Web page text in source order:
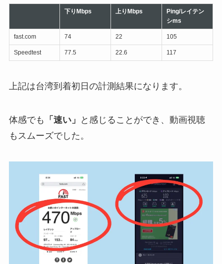
下りMbps 上りMbps
Ping/レイテン
シms
fast.com 74 22 105
Speedtest 77.5 22.6 117
上記は台湾到着初日の計測結果になります。
体感でも 「速い」
と感じることができ、動画視聴
もスムーズでした。